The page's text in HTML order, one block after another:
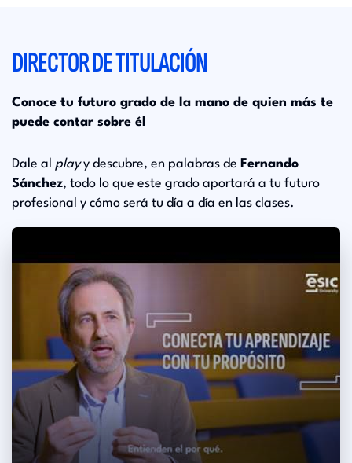
DIRECTOR DE TITULACIÓN
Conoce tu futuro grado de la mano de quien más te
puede contar sobre él
Dale al playy descubre, en palabras de Fernando
Sánchez, todo lo que este grado aportará a tu futuro
profesional y cómo será tu día a día en las clases.